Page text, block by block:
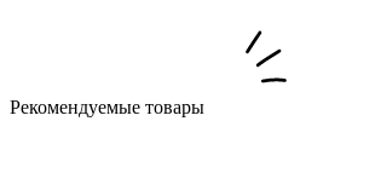
Рекомендуемые товары